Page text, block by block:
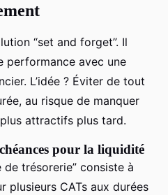
“set and forget”. Il
performance avec une
L’idée ? Éviter de tout
au risque de manquer
attractifs plus tard.
pour la liquidité
de trésorerie” consiste à
plusieurs CATs aux durées